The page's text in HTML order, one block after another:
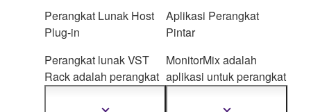
Perangkat Lunak Host
Plug-in
Perangkat lunak VST
Rack adalah perangkat
Aplikasi Perangkat
Pintar
MonitorMix adalah
aplikasi untuk perangkat